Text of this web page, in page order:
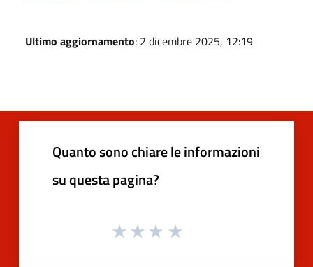
Ultimo aggiornamento: 2 dicembre 2025, 12:19
Quanto sono chiare le informazioni
su questa pagina?